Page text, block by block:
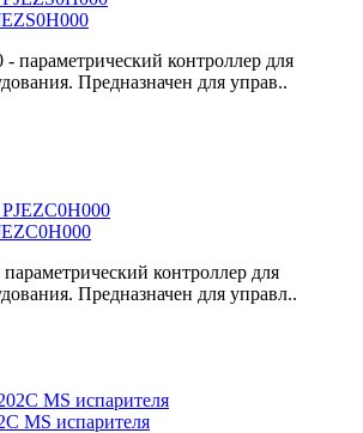
параметрический контроллер для
Предназначен для управ..
контроллер для
Предназначен для управл..
MS испарителя